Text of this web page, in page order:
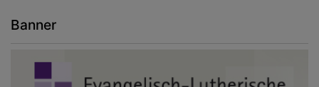
Banner